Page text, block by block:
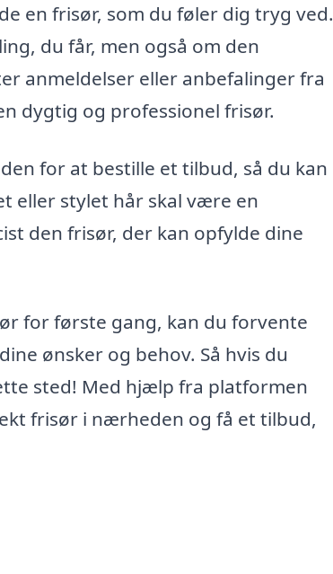
en frisør, som du føler dig tryg ved.
du får, men også om den
anmeldelser eller anbefalinger fra
dygtig og professionel frisør.
for at bestille et tilbud, så du kan
eller stylet hår skal være en
den frisør, der kan opfylde dine
for første gang, kan du forvente
ønsker og behov. Så hvis du
sted! Med hjælp fra platformen
frisør i nærheden og få et tilbud,